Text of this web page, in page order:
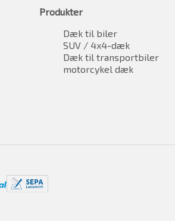
Produkter
Dæk til biler
SUV / 4x4-dæk
Dæk til transportbiler
motorcykel dæk